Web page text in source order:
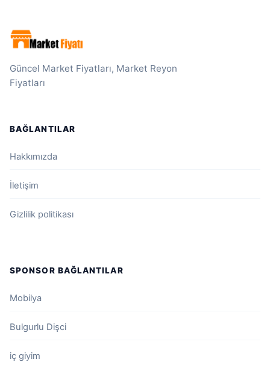
Güncel Market Fiyatları, Market Reyon
Fiyatları
BAĞLANTILAR
Hakkımızda
İletişim
Gizlilik politikası
SPONSOR BAĞLANTILAR
Mobilya
Bulgurlu Dişci
iç giyim